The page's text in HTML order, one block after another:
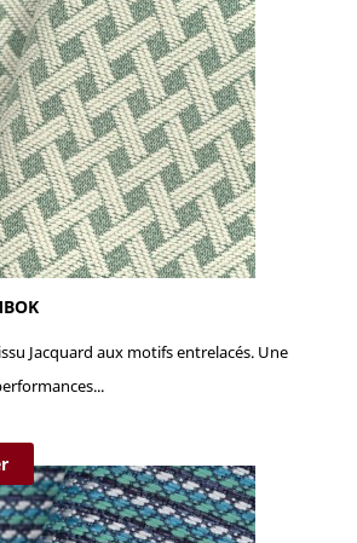
Jacquard aux motifs entrelacés. Une